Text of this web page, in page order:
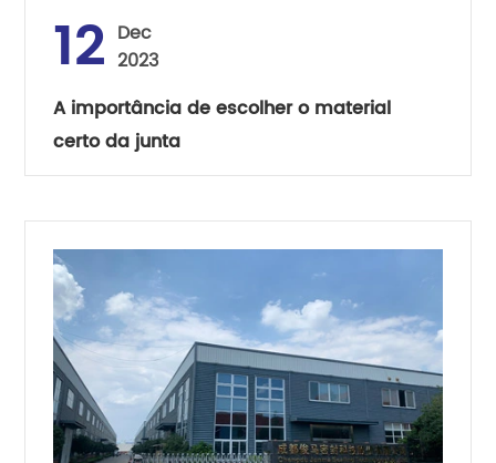
12 Dec
2023
A importância de escolher o material
certo da junta